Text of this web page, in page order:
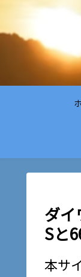
ダイ
Sと
本サ